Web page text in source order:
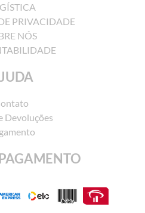
PRIVACIDADE
NÓS
Devoluções